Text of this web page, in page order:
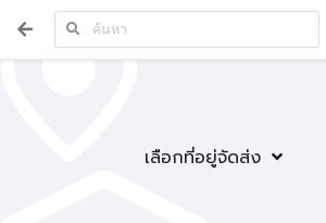
เลือกที่อยู่จัดส่ง